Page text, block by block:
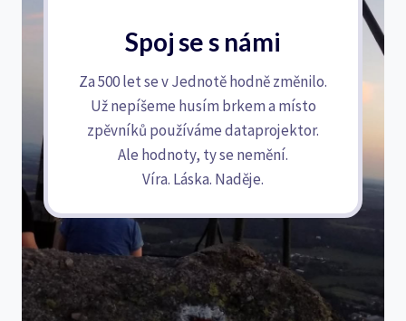
Spoj se s námi
Za 500 let se v Jednotě hodně změnilo.
Už nepíšeme husím brkem a místo
zpěvníků používáme dataprojektor.
Ale hodnoty, ty se nemění.
Víra. Láska. Naděje.